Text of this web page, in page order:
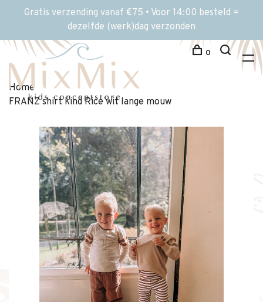
Gratis verzending vanaf €75 • Voor 14:00 besteld =
dezelfde (werk)dag verzonden
0
Home
FRANZ shirt kind Rice wit lange mouw